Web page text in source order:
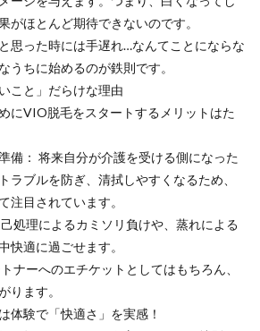
がほとんど期待できないのです。
思った時には手遅れ…なんてことにならな
うちに始めるのが鉄則です。
こと」だらけな理由
にVIO脱毛をスタートするメリットはた
備： 将来自分が介護を受ける側になった
ラブルを防ぎ、清拭しやすくなるため、
注目されています。
処理によるカミソリ負けや、蒸れによる
快適に過ごせます。
ナーへのエチケットとしてはもちろん、
ります。
体験で「快適さ」を実感！